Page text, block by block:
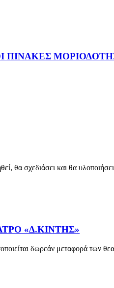
ΠΙΝΑΚΕΣ
σχεδιάσει και θα
«Δ.ΚΙΝΤΗΣ»
δωρεάν μεταφορά των